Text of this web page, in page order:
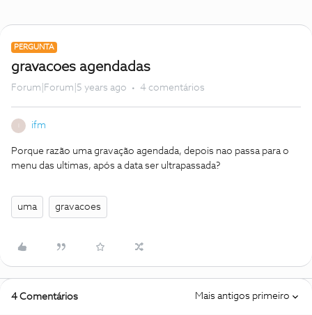
PERGUNTA
gravacoes agendadas
Forum|Forum|5 years ago 4 comentários
ifm
Porque razão uma gravação agendada, depois nao passa para o
menu das ultimas, após a data ser ultrapassada?
uma gravacoes
4 Comentários Mais antigos primeiro